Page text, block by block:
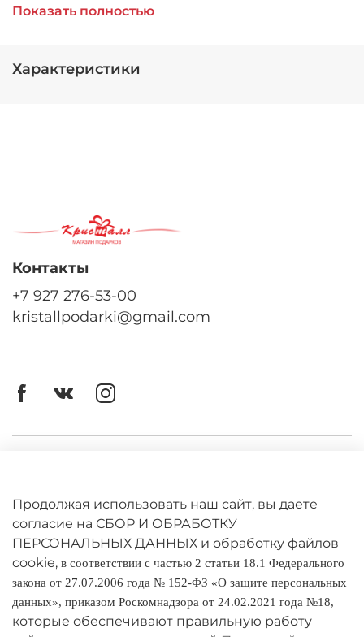
Показать полностью
Характеристики
Политика конфиденциальности
Оплата и доставка
Условия обмена и возврата
Реквизиты
Контакты
+7 927 276-53-00
kristallpodarki@gmail.com
Продолжая использовать наш сайт, вы даете
согласие на СБОР И ОБРАБОТКУ
ПЕРСОНАЛЬНЫХ ДАННЫХ и обработку файлов
cookie, в соответствии с частью 2 статьи 18.1 Федерального
закона от 27.07.2006 года № 152-ФЗ «О защите персональных
данных», приказом Роскомнадзора от 24.02.2021 года №18,
которые обеспечивают правильную работу